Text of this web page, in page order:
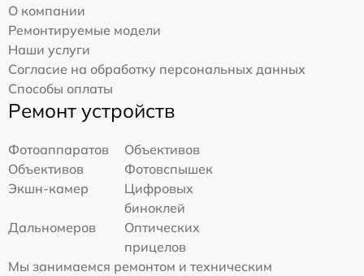
О компании
Ремонтируемые модели
Наши услуги
Согласие на обработку персональных данных
Способы оплаты
Ремонт устройств
Фотоаппаратов
Объективов
Объективов
Фотовспышек
Экшн-камер
Цифровых
биноклей
Дальномеров
Оптических
прицелов
Мы занимаемся ремонтом и техническим